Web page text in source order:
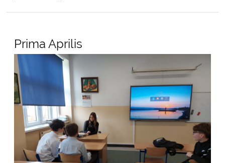
Prima Aprilis